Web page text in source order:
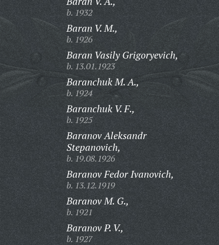
b. 1932
Baran V. M.,
b. 1926
Baran Vasily Grigoryevich,
b. 13.01.1923
Baranchuk M. A.,
b. 1924
Baranchuk V. F.,
b. 1925
Baranov Aleksandr
Stepanovich,
b. 19.08.1926
Baranov Fedor Ivanovich,
b. 13.12.1919
Baranov M. G.,
b. 1921
Baranov P. V.,
b. 1927